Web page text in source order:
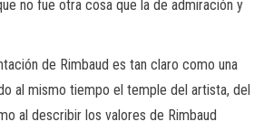
no fue otra cosa que la de admiración y
de Rimbaud es tan claro como una
al mismo tiempo el temple del artista, del
al describir los valores de Rimbaud